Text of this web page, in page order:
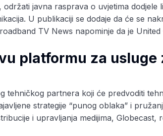
javna rasprava o uvjetima
U publikaciji se dodaje da će se
TV News napominje da je
platformu za usluge
tehničkog partnera koji će predvoditi
strategije “punog oblaka” i
i upravljanja medijima, Globecast,